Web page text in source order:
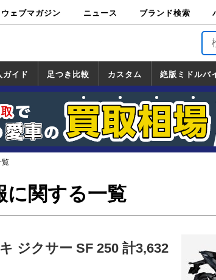
ウェブマガジン ニュース ブランド検索
ガイド 足つき比較 カスタム
カスタム
一覧
ホンダ
ヤマハ
スズキ
カワサキ
絶版ミドルバ
絶版ミドルバ
一覧
ホンダ
ヤマハ
スズキ
カワサキ
道の駅調査隊
ツーリング情報局
日本の道50選
国道めぐり
林道ツーリング
覧
に関する一覧
ジクサー SF 250 計3,632